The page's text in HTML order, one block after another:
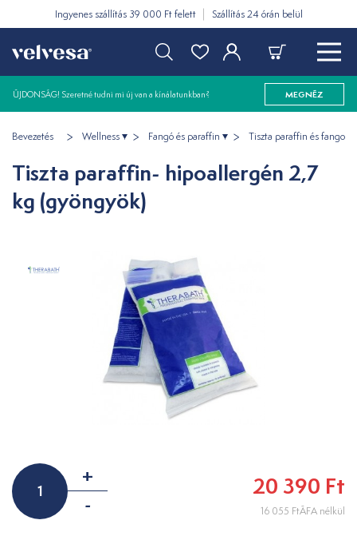
Ingyenes szállítás 39 000 Ft felett Szállítás 24 órán belül
ÚJDONSÁG! Szeretné tudni mi új van a kínálatunkban? MEGNÉZ
Bevezetés Wellness Fangó és paraffin Tiszta paraffin és fango
Tiszta paraffin- hipoallergén 2,7
kg (gyöngyök)
+
-
20 390 Ft
16 055 FtÁFA nélkül